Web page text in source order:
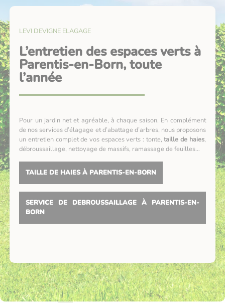
LEVI DEVIGNE ELAGAGE
L’entretien des espaces verts à
Parentis-en-Born, toute
l’année
Pour un jardin net et agréable, à chaque saison. En complément
de nos services d’élagage et d’abattage d’arbres, nous proposons
un entretien complet de vos espaces verts : tonte,taille de haies,
débroussaillage, nettoyage de massifs, ramassage de feuilles…
TAILLE DE HAIES À PARENTIS-EN-BORN
SERVICE DE DEBROUSSAILLAGE À PARENTIS-EN-
BORN